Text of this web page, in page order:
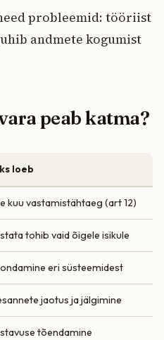
probleemid: tööriist
andmete kogumist
peab katma?
loeb
kuu vastamistähtaeg (art 12)
tohib vaid õigele isikule
eri süsteemidest
jaotus ja jälgimine
tõendamine